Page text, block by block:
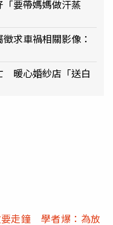
要帶媽媽做汗蒸
求車禍相關影像：
暖心婚紗店「送白
走鐘 學者爆：為放